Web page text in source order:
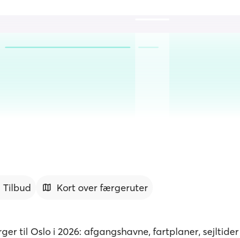
Tilbud Kort over færgeruter
til Oslo i 2026: afgangshavne, fartplaner,